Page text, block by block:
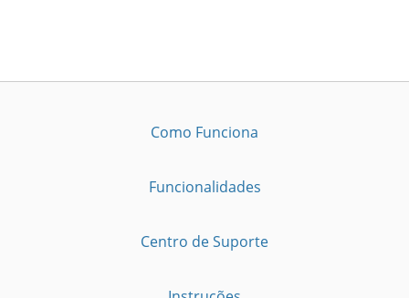
Como Funciona
Funcionalidades
Centro de Suporte